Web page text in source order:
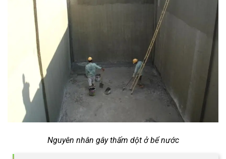
Nguyên nhân gây thấm dột ở bể nước